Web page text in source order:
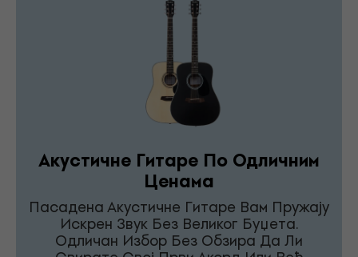
Акустичне Гитаре По Одличним
Ценама
Пасадена Акустичне Гитаре Вам Пружају
Искрен Звук Без Великог Буџета.
Одличан Избор Без Обзира Да Ли